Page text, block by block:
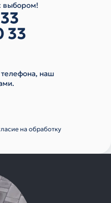
33
наш
на обработку